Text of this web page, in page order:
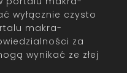
wyłącznie czysto
makra-
za
wynikać ze złej